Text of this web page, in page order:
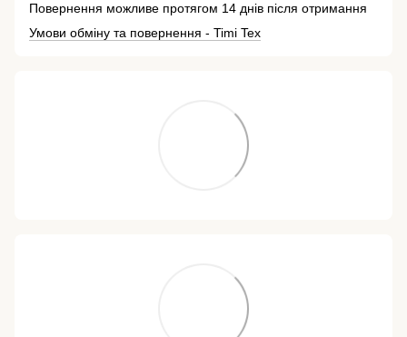
Повернення можливе протягом 14 днів після отримання
Умови обміну та повернення - Timi Tex